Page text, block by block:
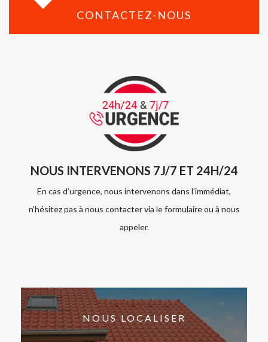
CONTACTEZ-NOUS
NOUS INTERVENONS 7J/7 ET 24H/24
En cas d’urgence, nous intervenons dans l’immédiat,
n’hésitez pas à nous contacter via le formulaire ou à nous
appeler.
NOUS LOCALISER